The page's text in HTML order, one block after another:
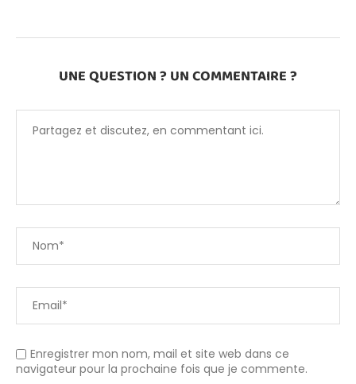
UNE QUESTION ? UN COMMENTAIRE ?
Enregistrer mon nom, mail et site web dans ce
navigateur pour la prochaine fois que je commente.